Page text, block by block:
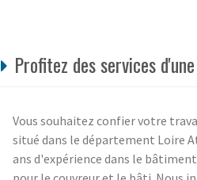
Profitez des services
Vous souhaitez confier votre
situé dans le département Loire
ans d'expérience dans le